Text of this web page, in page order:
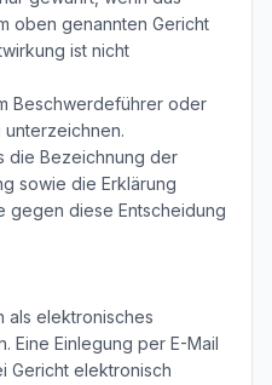
oben genannten Gericht
ist nicht
Beschwerdeführer oder
unterzeichnen.
die Bezeichnung der
sowie die Erklärung
gegen diese Entscheidung
als elektronisches
Eine Einlegung per E-Mail
Gericht elektronisch